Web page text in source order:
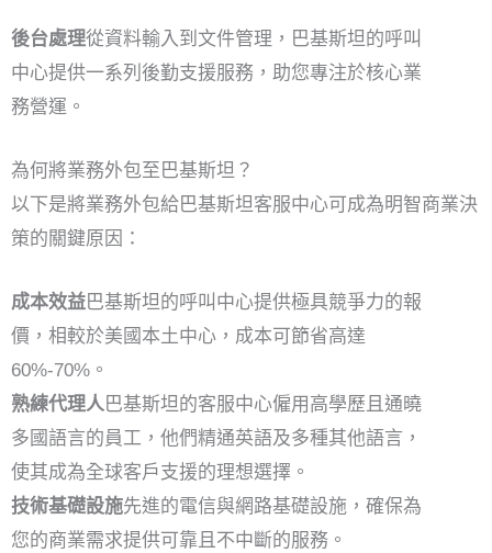
後台處理從資料輸入到文件管理，巴基斯坦的呼叫
中心提供一系列後勤支援服務，助您專注於核心業
務營運。
為何將業務外包至巴基斯坦？
以下是將業務外包給巴基斯坦客服中心可成為明智商業決
策的關鍵原因：
成本效益巴基斯坦的呼叫中心提供極具競爭力的報
價，相較於美國本土中心，成本可節省高達
60%-70%。
熟練代理人巴基斯坦的客服中心僱用高學歷且通曉
多國語言的員工，他們精通英語及多種其他語言，
使其成為全球客戶支援的理想選擇。
技術基礎設施先進的電信與網路基礎設施，確保為
您的商業需求提供可靠且不中斷的服務。